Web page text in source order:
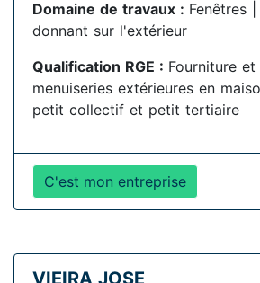
Domaine de travaux : Fenêtres
donnant sur l'extérieur
Qualification RGE : Fourniture
menuiseries extérieures en
petit collectif et petit tertiaire
C'est mon entreprise
VIEIRA JOSE